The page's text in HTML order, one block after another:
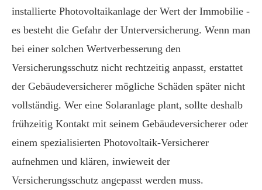
installierte Photovoltaikanlage der Wert der Immobilie -
es besteht die Gefahr der Unterversicherung. Wenn man
bei einer solchen Wertverbesserung den
Versicherungsschutz nicht rechtzeitig anpasst, erstattet
der Gebäudeversicherer mögliche Schäden später nicht
vollständig. Wer eine Solaranlage plant, sollte deshalb
frühzeitig Kontakt mit seinem Gebäudeversicherer oder
einem spezialisierten Photovoltaik-Versicherer
aufnehmen und klären, inwieweit der
Versicherungsschutz angepasst werden muss.